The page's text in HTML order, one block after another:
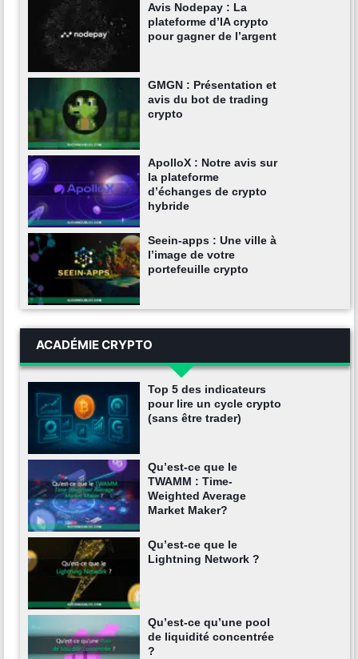
Avis Nodepay : La
plateforme d’IA crypto
pour gagner de l’argent
GMGN : Présentation et
avis du bot de trading
crypto
ApolloX : Notre avis sur
la plateforme
d’échanges de crypto
hybride
Seein-apps : Une ville à
l’image de votre
portefeuille crypto
ACADÉMIE CRYPTO
Top 5 des indicateurs
pour lire un cycle crypto
(sans être trader)
Qu’est-ce que le
TWAMM : Time-
Weighted Average
Market Maker?
Qu’est-ce que le
Lightning Network ?
Qu’est-ce qu’une pool
de liquidité concentrée
?